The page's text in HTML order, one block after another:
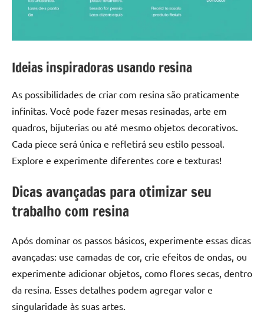
Ideias inspiradoras usando resina
As possibilidades de criar com resina são praticamente
infinitas. Você pode fazer mesas resinadas, arte em
quadros, bijuterias ou até mesmo objetos decorativos.
Cada piece será única e refletirá seu estilo pessoal.
Explore e experimente diferentes core e texturas!
Dicas avançadas para otimizar seu
trabalho com resina
Após dominar os passos básicos, experimente essas dicas
avançadas: use camadas de cor, crie efeitos de ondas, ou
experimente adicionar objetos, como flores secas, dentro
da resina. Esses detalhes podem agregar valor e
singularidade às suas artes.